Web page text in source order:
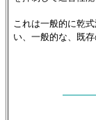
これは一般的に乾
い、一般的な、既